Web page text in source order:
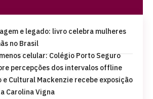
e legado: livro celebra mulheres
no Brasil
celular: Colégio Porto Seguro
percepções dos intervalos offline
Cultural Mackenzie recebe exposição
Carolina Vigna